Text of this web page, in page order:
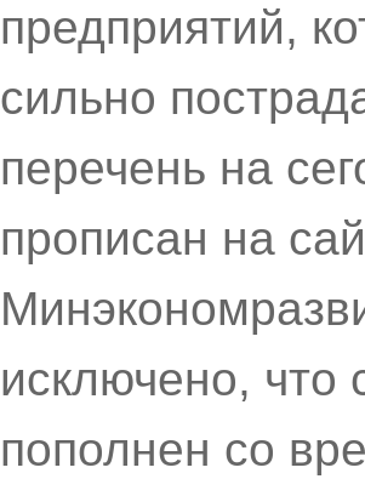
предприятий,
сильно
перечень на
прописан на
исключено, что
пополнен со